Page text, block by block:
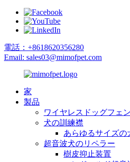
電話：+8618620356280
Email: sales03@mimofpet.com
家
製品
ワイヤレスドッグフェ
犬の訓練襟
あらゆるサイズの
超音波犬のリペラー
樹皮抑止装置